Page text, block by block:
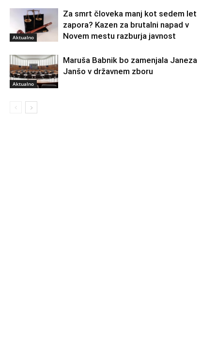
Aktualno
Za smrt človeka manj kot sedem let
zapora? Kazen za brutalni napad v
Novem mestu razburja javnost
Aktualno
Maruša Babnik bo zamenjala Janeza
Janšo v državnem zboru